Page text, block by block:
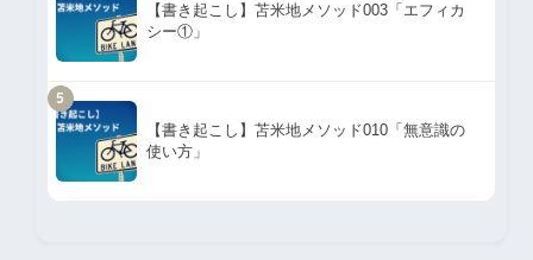
【書き起こし】苫米地メソッド003「エフィカ
シー①」
5
【書き起こし】苫米地メソッド010「無意識の
使い方」